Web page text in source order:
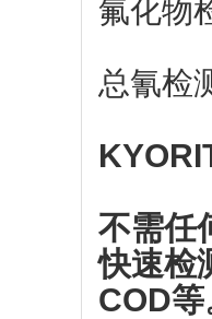
氟化物
总氰检
不需任
快速检
COD等